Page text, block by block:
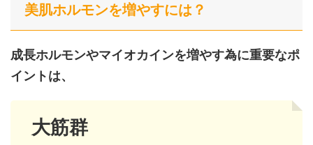
美肌ホルモンを増やすには？
成長ホルモンやマイオカインを増やす為に重要なポ
イントは、
大筋群